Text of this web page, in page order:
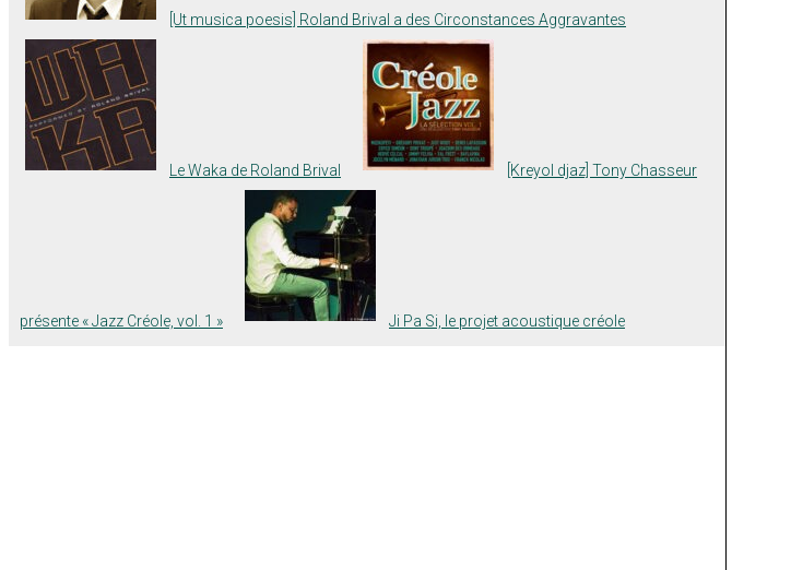
[Ut musica poesis] Roland Brival a des Circonstances Aggravantes
Le Waka de Roland Brival [Kreyol djaz] Tony Chasseur
présente « Jazz Créole, vol. 1 » Ji Pa Si, le projet acoustique créole